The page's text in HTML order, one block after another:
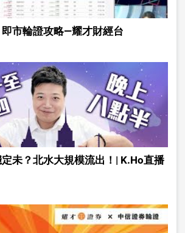
市輪證攻略—耀才財經台
未？北水大規模流出！| K.Ho直播